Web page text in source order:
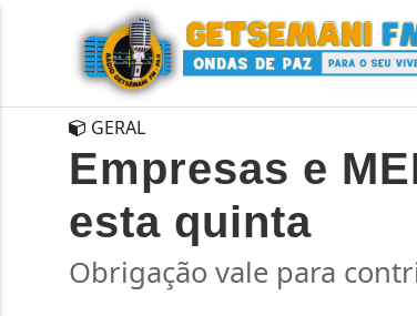
GERAL
Empresas e
esta quinta
Obrigação vale para